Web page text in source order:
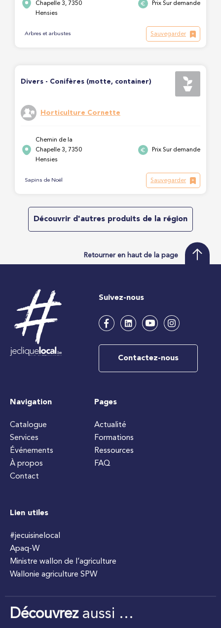
Chapelle 3, 7350
Hensies
Prix Sur demande
Arbres et arbustes Sauvegarder
Divers - Conifères (motte, container)
Horticulture Cornette
Chemin de la
Chapelle 3, 7350
Hensies
Prix Sur demande
Sapins de Noël Sauvegarder
Découvrir d'autres produits de la région
Retourner en haut de la page
Suivez-nous
Contactez-nous
Navigation
Catalogue
Services
Événements
À propos
Contact
Pages
Actualité
Formations
Ressources
FAQ
Lien utiles
#jecuisinelocal
Apaq-W
Ministre wallon de l’agriculture
Wallonie agriculture SPW
Découvrezaussi …